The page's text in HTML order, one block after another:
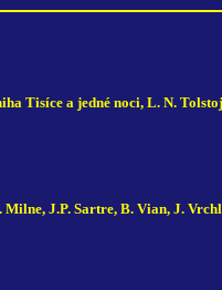
Tisíce a jedné noci, L. N.
Milne, J.P. Sartre, B. Vian, J.